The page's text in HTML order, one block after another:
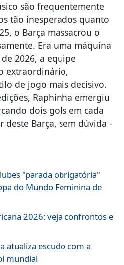
são frequentemente
tão inesperados quanto
o Barça massacrou o
Era uma máquina
2026, a equipe
extraordinário,
de jogo mais decisivo.
Raphinha emergiu
dois gols em cada
deste Barça, sem dúvida -
"parada obrigatória"
do Mundo Feminina de
2026: veja confrontos e
atualiza escudo com a
mundial